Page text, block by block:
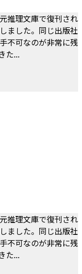
推理文庫で復刊され
ました。同じ出版社
不可なのが非常に残
た...
推理文庫で復刊され
ました。同じ出版社
不可なのが非常に残
た...